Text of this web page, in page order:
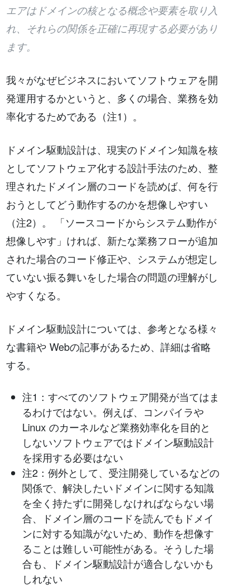
エアはドメインの核となる概念や要素を取り入
れ、それらの関係を正確に再現する必要があり
ます。
我々がなぜビジネスにおいてソフトウェアを開
発運用するかというと、多くの場合、業務を効
率化するためである（注1）。
ドメイン駆動設計は、現実のドメイン知識を核
としてソフトウェア化する設計手法のため、整
理されたドメイン層のコードを読めば、何を行
おうとしてどう動作するのかを想像しやすい
（注2）。 「ソースコードからシステム動作が
想像しやす」ければ、新たな業務フローが追加
された場合のコード修正や、システムが想定し
ていない振る舞いをした場合の問題の理解がし
やすくなる。
ドメイン駆動設計については、参考となる様々
な書籍や Webの記事があるため、詳細は省略
する。
注1：すべてのソフトウェア開発が当てはま
るわけではない。例えば、コンパイラや
Linux のカーネルなど業務効率化を目的と
しないソフトウェアではドメイン駆動設計
を採用する必要はない
注2：例外として、受注開発しているなどの
関係で、解決したいドメインに関する知識
を全く持たずに開発しなければならない場
合、ドメイン層のコードを読んでもドメイ
ンに対する知識がないため、動作を想像す
ることは難しい可能性がある。そうした場
合も、ドメイン駆動設計が適合しないかも
しれない